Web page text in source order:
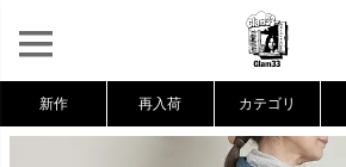
新作 再入荷 カテゴリ